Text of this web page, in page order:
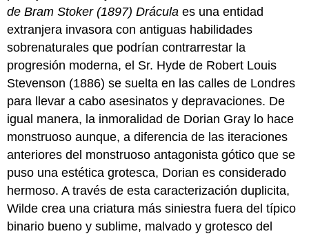
de Bram Stoker (1897) Drácula es una entidad
extranjera invasora con antiguas habilidades
sobrenaturales que podrían contrarrestar la
progresión moderna, el Sr. Hyde de Robert Louis
Stevenson (1886) se suelta en las calles de Londres
para llevar a cabo asesinatos y depravaciones. De
igual manera, la inmoralidad de Dorian Gray lo hace
monstruoso aunque, a diferencia de las iteraciones
anteriores del monstruoso antagonista gótico que se
puso una estética grotesca, Dorian es considerado
hermoso. A través de esta caracterización duplicita,
Wilde crea una criatura más siniestra fuera del típico
binario bueno y sublime, malvado y grotesco del